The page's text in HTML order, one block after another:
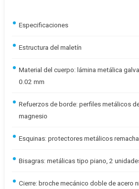
Especificaciones
Estructura del maletín
Material del cuerpo: lámina metálica
0.02 mm
Refuerzos de borde: perfiles metálicos
magnesio
Esquinas: protectores metálicos
Bisagras: metálicas tipo piano, 2
Cierre: broche mecánico doble de acero